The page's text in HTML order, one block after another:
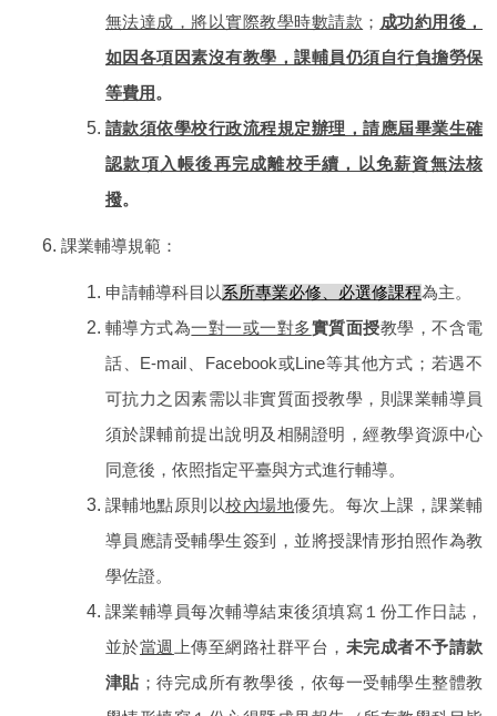
無法達成，將以實際教學時數請款 ； 成功約用後，
如因各項因素沒有教學，課輔員仍須自行負擔勞保
等費用。
請款須依學校行政流程規定辦理，請應屆畢業生確
認款項入帳後再完成離校手續，以免薪資無法核
撥。
課業輔導規範：
申請輔導科目以系所專業必修、必選修課程為主。
輔導方式為一對一或一對多實質面授教學，不含電
話、E-mail、Facebook或Line等其他方式；若遇不
可抗力之因素需以非實質面授教學，則課業輔導員
須於課輔前提出說明及相關證明，經教學資源中心
同意後，依照指定平臺與方式進行輔導。
課輔地點原則以校內場地優先。每次上課，課業輔
導員應請受輔學生簽到，並將授課情形拍照作為教
學佐證。
課業輔導員每次輔導結束後須填寫１份工作日誌，
並於當週 上傳至網路社群平台， 未完成者不予請款
津貼；待完成所有教學後，依每一受輔學生整體教